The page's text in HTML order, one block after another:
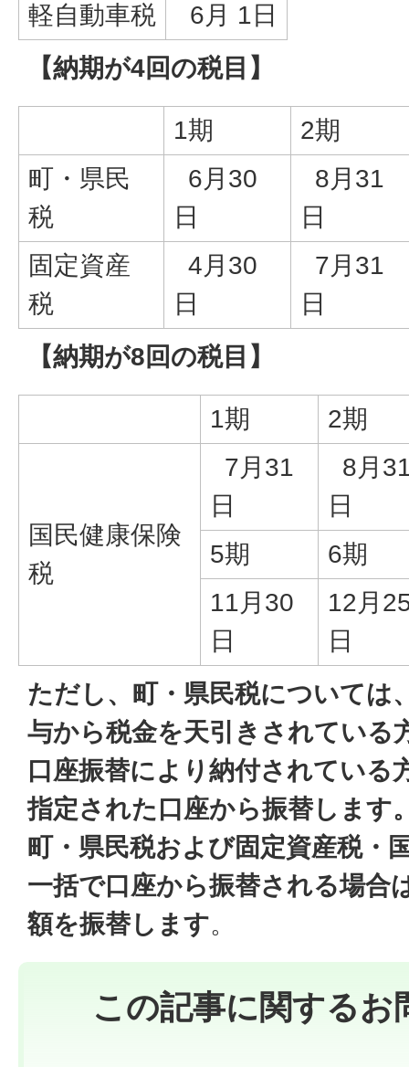
軽自動車税
6月 1日
【納期が4回の税目】
1期
2期
町・県民
税
6月30
日
8月31
日
固定資産
税
4月30
日
7月31
日
【納期が8回の税目】
1期 2期
国民健康保険
税
7月31
日
8月
日
5期
6期
11月30
日
12月
日
ただし、町・県民税については
与から税金を天引きされている
口座振替により納付されている
指定された口座から振替します
町・県民税および固定資産税・
一括で口座から振替される場合
額を振替します。
この記事に関するお